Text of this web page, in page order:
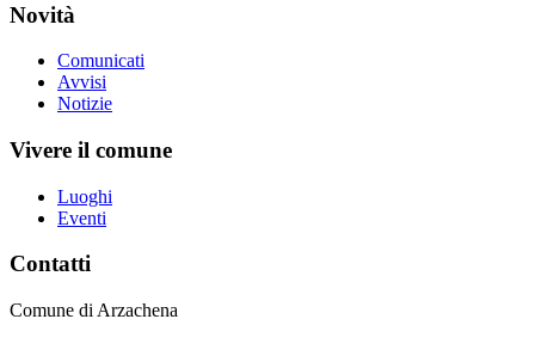
Novità
Comunicati
Avvisi
Notizie
Vivere il comune
Luoghi
Eventi
Contatti
Comune di Arzachena